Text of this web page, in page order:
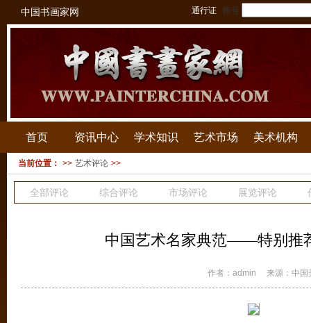
中国书画家网 通行证 帐号
首页 资讯中心 学术知识 艺术市场 美术机构
当前位置： >> 艺术评论 >>
全部评论 综合评论 市场评论 展览评论
中国艺术名家典范——特别推
作者：admin 来源：中国